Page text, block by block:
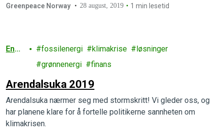
Greenpeace Norway 28 august, 2019 1 min lesetid
Ener
fossilenergi klimakrise
løsninger
grønnenergi
finans
Arendalsuka 2019
Arendalsuka nærmer seg med stormskritt! Vi gleder oss, og
har planene klare for å fortelle politikerne sannheten om
klimakrisen.